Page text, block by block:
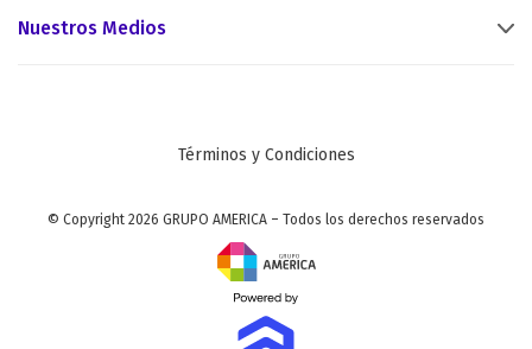
Nuestros Medios
Términos y Condiciones
© Copyright 2026 GRUPO AMERICA – Todos los derechos reservados